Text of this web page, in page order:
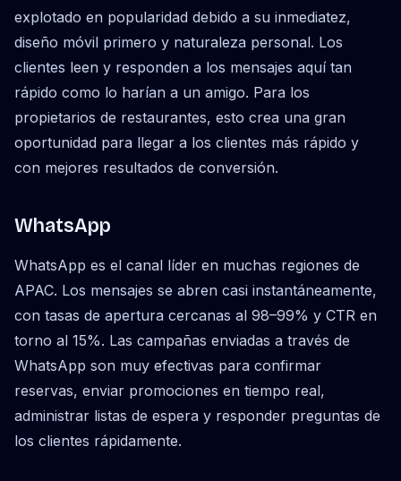
explotado en popularidad debido a su inmediatez,
diseño móvil primero y naturaleza personal. Los
clientes leen y responden a los mensajes aquí tan
rápido como lo harían a un amigo. Para los
propietarios de restaurantes, esto crea una gran
oportunidad para llegar a los clientes más rápido y
con mejores resultados de conversión.
WhatsApp
WhatsApp es el canal líder en muchas regiones de
APAC. Los mensajes se abren casi instantáneamente,
con tasas de apertura cercanas al 98–99% y CTR en
torno al 15%. Las campañas enviadas a través de
WhatsApp son muy efectivas para confirmar
reservas, enviar promociones en tiempo real,
administrar listas de espera y responder preguntas de
los clientes rápidamente.